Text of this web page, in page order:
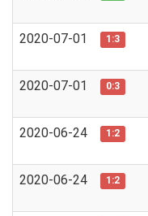
2020-07-01 1:3
2020-07-01 0:3
2020-06-24 1:2
2020-06-24 1:2